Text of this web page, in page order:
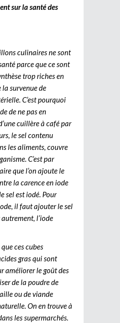
sur la santé des
culinaires ne sont
parce que ce sont
trop riches en
la survenue de
C’est pourquoi
de ne pas en
cuillère à café par
le sel contenu
les aliments, couvre
C’est par
que l’on ajoute le
la carence en iode
sel est iodé. Pour
il faut ajouter le sel
l’iode
ces cubes
gras qui sont
améliorer le goût des
de la poudre de
ou de viande
On en trouve à
les supermarchés.